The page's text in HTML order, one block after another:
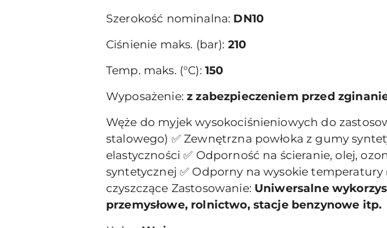
Szerokość nominalna: DN10
Ciśnienie maks. (bar): 210
Temp. maks. (°C): 150
Wyposażenie:z zabezpieczeniem przed
Węże do myjek wysokociśnieniowych do
stalowego) ✅ Zewnętrzna powłoka z gumy
elastyczności ✅ Odporność na ścieranie, olej,
syntetycznej ✅ Odporny na wysokie
czyszczące Zastosowanie: Uniwersalne
przemysłowe, rolnictwo, stacje benzynowe itp.